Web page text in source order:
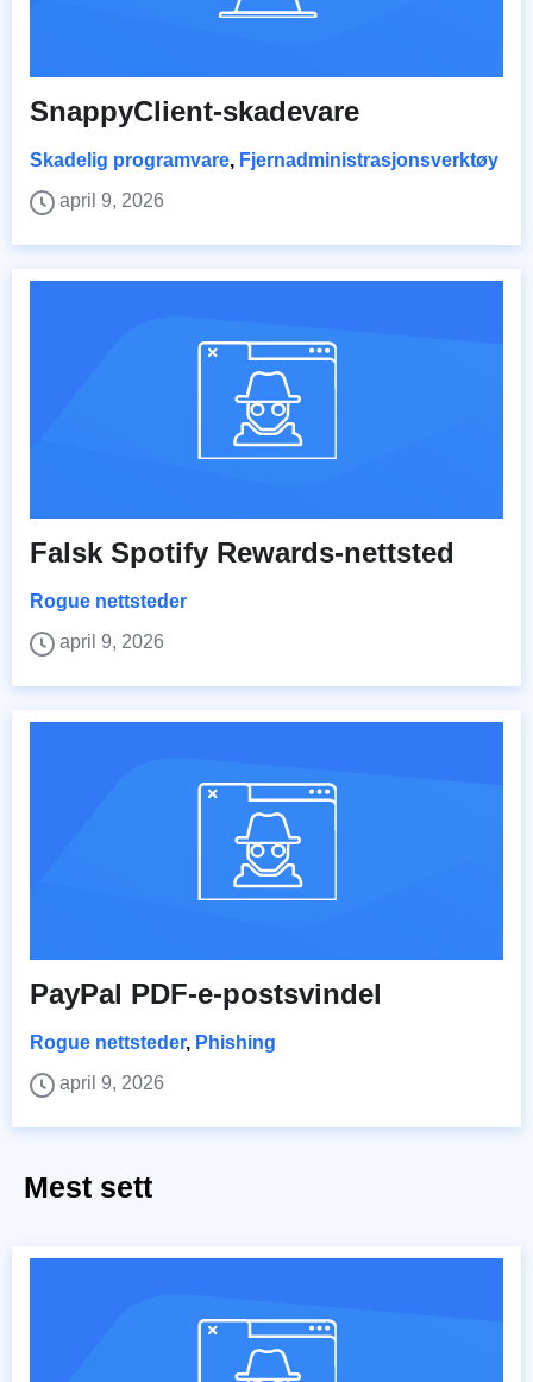
SnappyClient-skadevare
Skadelig programvare, Fjernadministrasjonsverktøy
april 9, 2026
Falsk Spotify Rewards-nettsted
Rogue nettsteder
april 9, 2026
PayPal PDF-e-postsvindel
Rogue nettsteder, Phishing
april 9, 2026
Mest sett